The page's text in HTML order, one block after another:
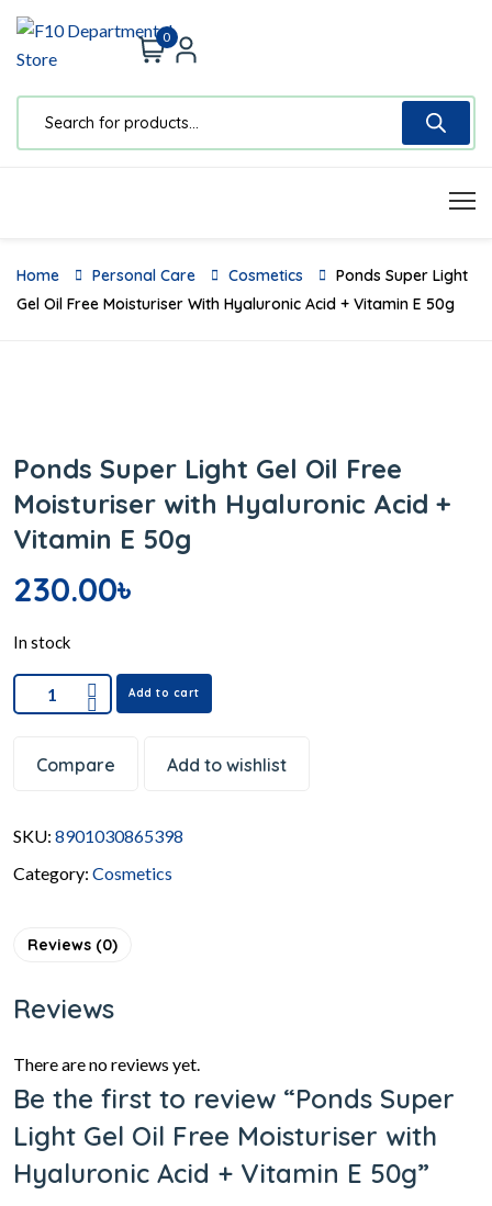
0
Home Personal Care Cosmetics
Ponds Super Light
Gel Oil Free Moisturiser With Hyaluronic Acid + Vitamin E 50g
Ponds Super Light Gel Oil Free
Moisturiser with Hyaluronic Acid +
Vitamin E 50g
230.00৳
In stock
Add to cart
Compare Add to wishlist
SKU: 8901030865398
Category: Cosmetics
Reviews (0)
Reviews
There are no reviews yet.
Be the first to review “Ponds Super
Light Gel Oil Free Moisturiser with
Hyaluronic Acid + Vitamin E 50g”